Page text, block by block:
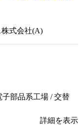
式会社(A)
部品系工場 / 交替
詳細を表示